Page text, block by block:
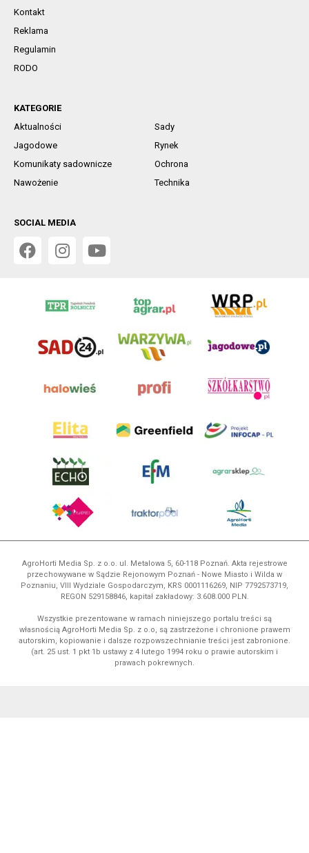
Kontakt
Reklama
Regulamin
RODO
KATEGORIE
Aktualności
Sady
Jagodowe
Rynek
Komunikaty sadownicze
Ochrona
Nawożenie
Technika
SOCIAL MEDIA
AgroHorti Media Sp. z o.o. ul. Metalowa 5, 60-118 Poznań. Akta rejestrowe
przechowywane w Sądzie Rejonowym Poznań - Nowe Miasto i Wilda w
Poznaniu, VIII Wydziale Gospodarczym, KRS 0001116269, NIP 7792573719,
REGON 529158846, kapitał zakładowy: 3.608.000 PLN.
Wszystkie prezentowane w ramach niniejszego portalu treści są
własnością AgroHorti Media Sp. z o.o, są zastrzeżone i chronione prawem
autorskim, kopiowanie i dalsze rozpowszechnianie treści jest zabronione.
(art. 25 ust. 1 pkt 1b ustawy z 4 lutego 1994 roku o prawie autorskim i
prawach pokrewnych.